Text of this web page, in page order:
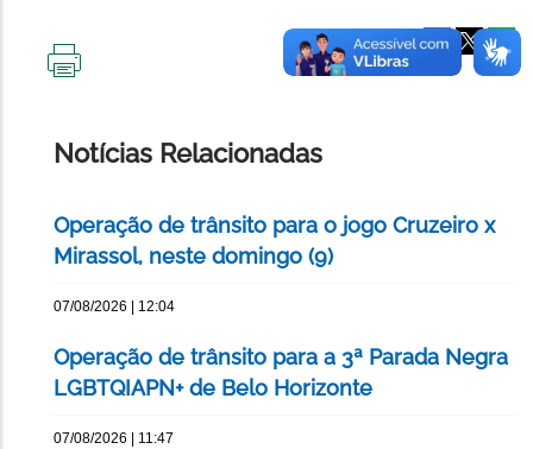
Notícias Relacionadas
Operação de trânsito para o jogo Cruzeiro x
Mirassol, neste domingo (9)
07/08/2026 | 12:04
Operação de trânsito para a 3ª Parada Negra
LGBTQIAPN+ de Belo Horizonte
07/08/2026 | 11:47